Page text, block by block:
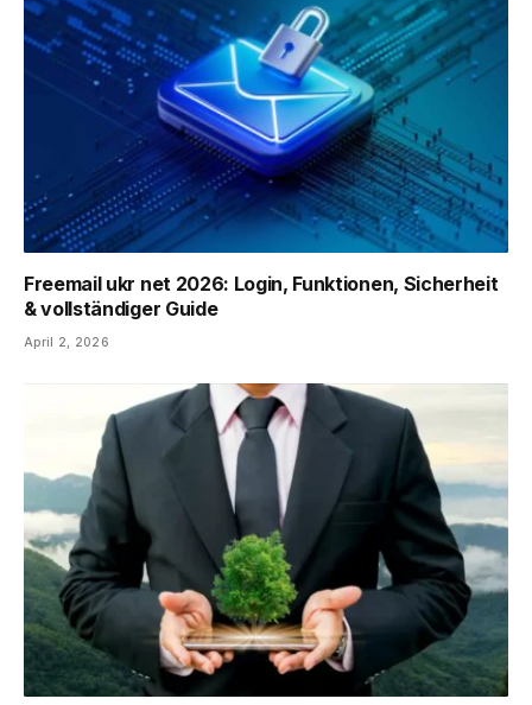
Freemail ukr net 2026: Login, Funktionen, Sicherheit
& vollständiger Guide
April 2, 2026